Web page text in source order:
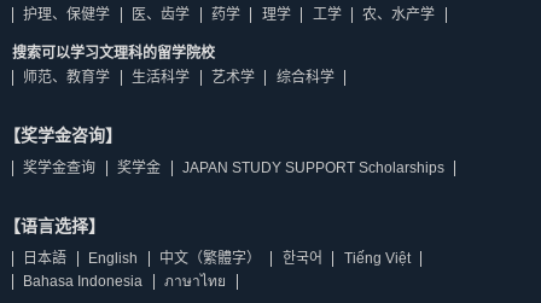
护理、保健学
医、齿学 药学 理学 工学 农、水产学
搜索可以学习文理科的留学院校
师范、教育学
生活科学 艺术学 综合科学
【奖学金咨询】
奖学金查询 奖学金 JAPAN STUDY SUPPORT Scholarships
【语言选择】
日本語 English 中文（繁體字） 한국어
Tiếng Việt
Bahasa Indonesia
ภาษาไทย